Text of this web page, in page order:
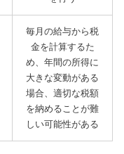
毎月の給与から税
金を計算するた
め、年間の所得に
大きな変動がある
場合、適切な税額
を納めることが難
しい可能性がある